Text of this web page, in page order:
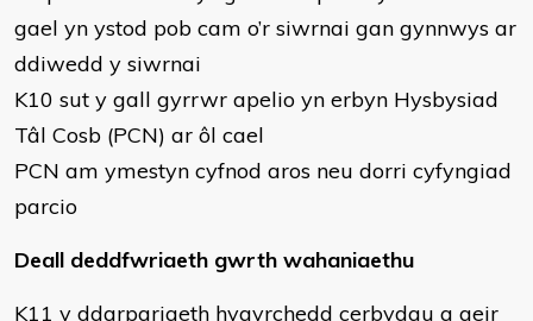
gael yn ystod pob cam o’r siwrnai gan gynnwys ar
ddiwedd y siwrnai
K10 sut y gall gyrrwr apelio yn erbyn Hysbysiad
Tâl Cosb (PCN) ar ôl cael
PCN am ymestyn cyfnod aros neu dorri cyfyngiad
parcio
Deall deddfwriaeth gwrth wahaniaethu
K11 y ddarpariaeth hygyrchedd cerbydau a geir